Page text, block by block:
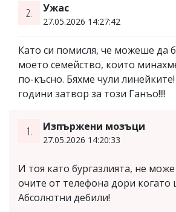
2. Ужас
27.05.2026 14:27:42
Като си помисля, че можеше да
моето семейство, които
по-късно. Бяхме чули
години затвор за този Ганъо!!!!
1. Изпържени мозъци
27.05.2026 14:20:33
И тоя като бургазлията, не
очите от телефона дори когато
Абсолютни дебили!